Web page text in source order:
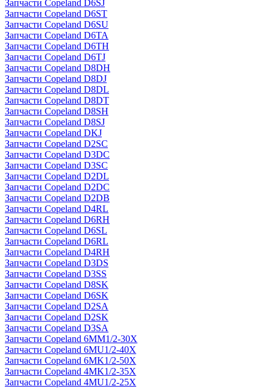
Запчасти Copeland D6SJ
Запчасти Copeland D6ST
Запчасти Copeland D6SU
Запчасти Copeland D6TA
Запчасти Copeland D6TH
Запчасти Copeland D6TJ
Запчасти Copeland D8DH
Запчасти Copeland D8DJ
Запчасти Copeland D8DL
Запчасти Copeland D8DT
Запчасти Copeland D8SH
Запчасти Copeland D8SJ
Запчасти Copeland DKJ
Запчасти Copeland D2SC
Запчасти Copeland D3DC
Запчасти Copeland D3SC
Запчасти Copeland D2DL
Запчасти Copeland D2DC
Запчасти Copeland D2DB
Запчасти Copeland D4RL
Запчасти Copeland D6RH
Запчасти Copeland D6SL
Запчасти Copeland D6RL
Запчасти Copeland D4RH
Запчасти Copeland D3DS
Запчасти Copeland D3SS
Запчасти Copeland D8SK
Запчасти Copeland D6SK
Запчасти Copeland D2SA
Запчасти Copeland D2SK
Запчасти Copeland D3SA
Запчасти Copeland 6MM1/2-30X
Запчасти Copeland 6MU1/2-40X
Запчасти Copeland 6MK1/2-50X
Запчасти Copeland 4MK1/2-35X
Запчасти Copeland 4MU1/2-25X